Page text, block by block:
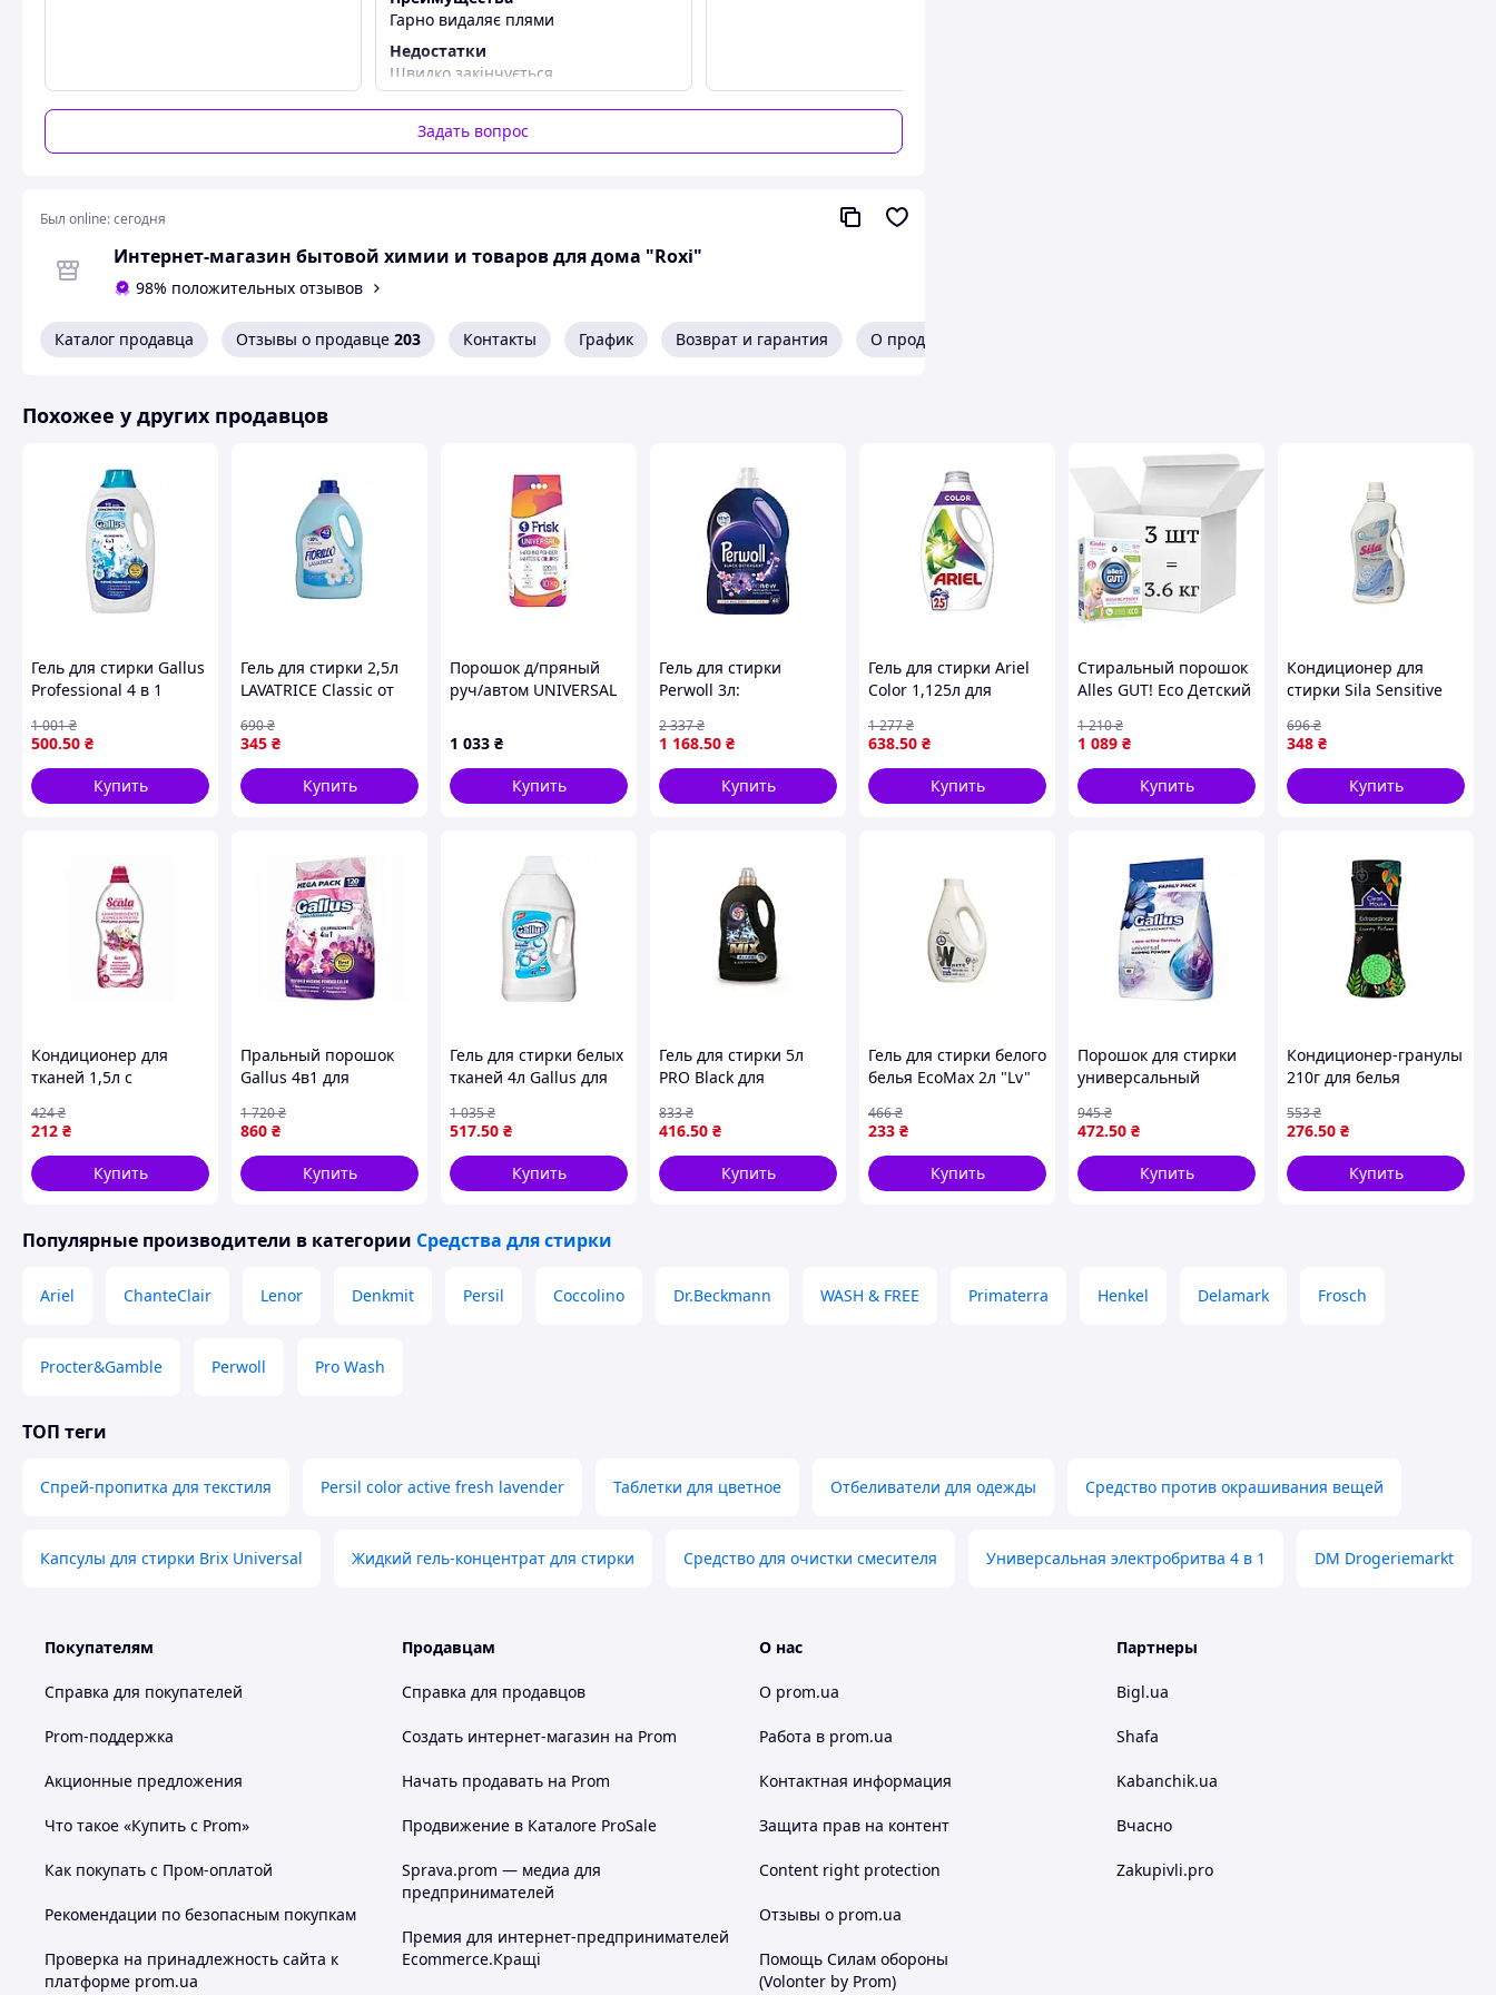
Гарно видаляє плями
Недостатки
Швидко закінчується
Задать вопрос
Был online:сегодня
Интернет-магазин бытовой химии и товаров для дома "Roxi"
98% положительных отзывов
Каталог продавца Отзывы о продавце 203 Контакты График Возврат и гарантия О продавце
Похожее у других продавцов
Гель для стирки Gallus
Professional 4 в 1
концентрат для белых
и цветных тканей 4
05л
500.50 ₴
1 001₴
Купить
Гель для стирки 2,5л
LAVATRICE Classic от
средство для стирки
белья. "Ax"
345 ₴
690₴
Купить
Порошок д/пряный
руч/автом UNIVERSAL
1 033 ₴
Купить
Гель для стирки
Perwoll 3л:
и свежесть для
темных тканей. "Lv"
1 168.50 ₴
2 337₴
Купить
Гель для стирки Ariel
Color 1,125л для
защитой яркости и
свежим ароматом
638.50 ₴
1 277₴
Купить
Стиральный порошок
Alles GUT! Eco Детский
(4820189880295)
1 089 ₴
1 210₴
Купить
Кондиционер для
стирки Sila Sensitive
для детей и людей с
чувствительной кожей
348 ₴
696₴
Купить
Кондиционер для
тканей 1,5л с
пачули для мягкости и
свежести белья
212 ₴
424₴
Купить
Пральный порошок
Gallus 4в1 для
ферментами для
глубокого очищения
тканей
860 ₴
1 720₴
Купить
Гель для стирки белых
тканей 4л Gallus для
стирки без аллергенов
и фосфатов
517.50 ₴
1 035₴
Купить
Гель для стирки 5л
PRO Black для
белья эффективно
удаляет пятна и
загрязнения
416.50 ₴
833₴
Купить
Гель для стирки белого
белья EcoMax 2л "Lv"
233 ₴
466₴
Купить
Порошок для стирки
универсальный
белого и цветного
белья ТМ Gallus
472.50 ₴
945₴
Купить
Кондиционер-гранулы
210г для белья
для стойкого аромата
и мягкости тканей
276.50 ₴
553₴
Купить
Популярные производители в категории Средства для стирки
Ariel ChanteClair Lenor Denkmit Persil Coccolino Dr.Beckmann WASH & FREE Primaterra Henkel Delamark Frosch
Procter&Gamble Perwoll Pro Wash
ТОП теги
Спрей-пропитка для текстиля Persil color active fresh lavender Таблетки для цветное Отбеливатели для одежды Средство против окрашивания вещей
Капсулы для стирки Brix Universal Жидкий гель-концентрат для стирки Средство для очистки смесителя Универсальная электробритва 4 в 1 DM Drogeriemarkt
Покупателям
Справка для покупателей
Prom-поддержка
Акционные предложения
Что такое «Купить с Prom»
Как покупать с Пром-оплатой
Рекомендации по безопасным покупкам
Проверка на принадлежность сайта к
платформе prom.ua
Продавцам
Справка для продавцов
Создать интернет-магазин на Prom
Начать продавать на Prom
Продвижение в Каталоге ProSale
Sprava.prom — медиа для
предпринимателей
Премия для интернет-предпринимателей
Ecommerce.Кращі
О нас
О prom.ua
Работа в prom.ua
Контактная информация
Защита прав на контент
Content right protection
Отзывы о prom.ua
Помощь Силам обороны
(Volonter by Prom)
Партнеры
Bigl.ua
Shafa
Kabanchik.ua
Вчасно
Zakupivli.pro